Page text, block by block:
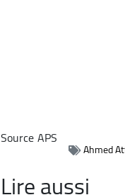
SourceAPS
Ahmed
Lire aussi